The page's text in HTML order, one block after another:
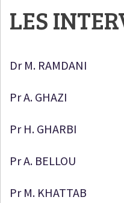
LES
Dr M. RAMDANI
Pr A. GHAZI
Pr H. GHARBI
Pr A. BELLOU
Pr M. KHATTAB